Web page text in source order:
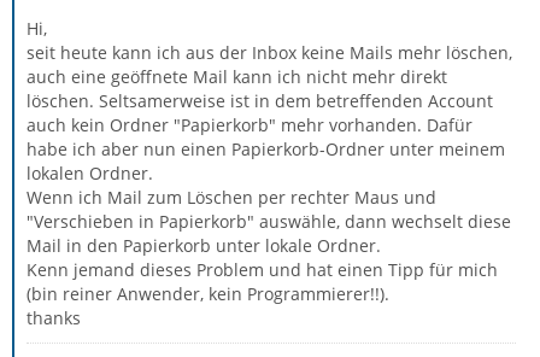
Hi,
seit heute kann ich aus der Inbox keine Mails mehr löschen,
auch eine geöffnete Mail kann ich nicht mehr direkt
löschen. Seltsamerweise ist in dem betreffenden Account
auch kein Ordner "Papierkorb" mehr vorhanden. Dafür
habe ich aber nun einen Papierkorb-Ordner unter meinem
lokalen Ordner.
Wenn ich Mail zum Löschen per rechter Maus und
"Verschieben in Papierkorb" auswähle, dann wechselt diese
Mail in den Papierkorb unter lokale Ordner.
Kenn jemand dieses Problem und hat einen Tipp für mich
(bin reiner Anwender, kein Programmierer!!).
thanks